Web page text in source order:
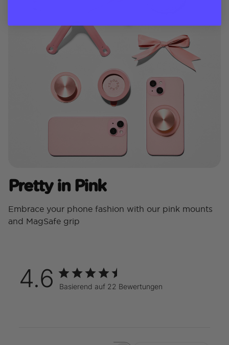
Pretty in Pink
Embrace your phone fashion with our pink mounts
and MagSafe grip
4.6 Basierend auf 22 Bewertungen